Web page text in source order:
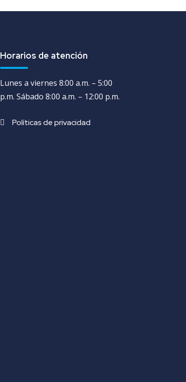
Horarios de atención
Lunes a viernes 8:00 a.m. – 5:00
p.m. Sábado 8:00 a.m. – 12:00 p.m.
Políticas de privacidad